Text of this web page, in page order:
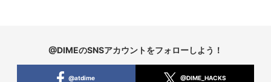
@DIMEのSNSアカウントをフォローしよう！
@atdime @DIME_HACKS